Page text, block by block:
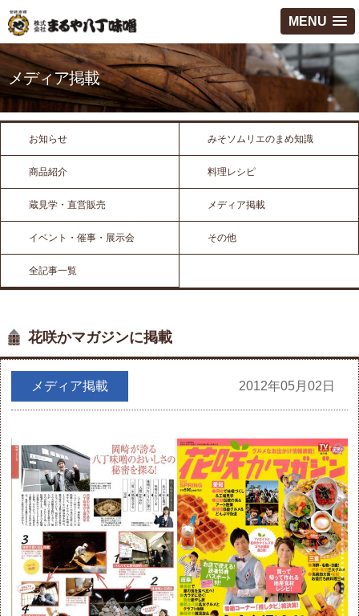
MENU
メディア掲載
お知らせ みそソムリエのまめ知識
商品紹介 料理レシピ
蔵見学・直営販売 メディア掲載
イベント・催事・展示会 その他
全記事一覧
花咲かマガジンに掲載
メディア掲載 2012年05月02日